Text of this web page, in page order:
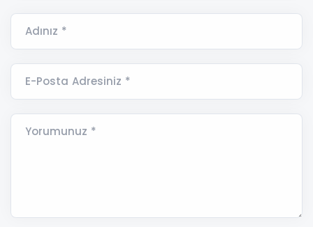
Adınız *
E-Posta Adresiniz *
Yorumunuz *